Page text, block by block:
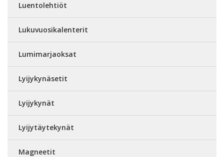
Luentolehtiöt
Lukuvuosikalenterit
Lumimarjaoksat
Lyijykynäsetit
Lyijykynät
Lyijytäytekynät
Magneetit